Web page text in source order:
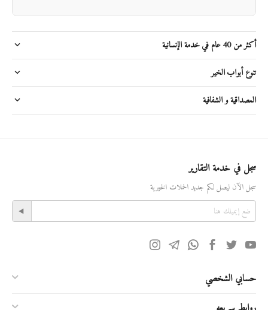
أكثر من 40 عام في خدمة الإنسانية
تنوع أبواب الخير
المصداقية و الشفافية
سجل في خدمة التقارير
سجل الآن ليصل لكم جديد الحملات الخيرية
حسابي الشخصي